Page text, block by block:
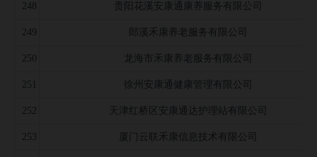
248 贵阳花溪安康通康养服务有限公司
249 郎溪禾康养老服务有限公司
250 龙海市禾康养老服务有限公司
251 徐州安康通健康管理有限公司
252 天津红桥区安康通达护理站有限公司
253 厦门云联禾康信息技术有限公司